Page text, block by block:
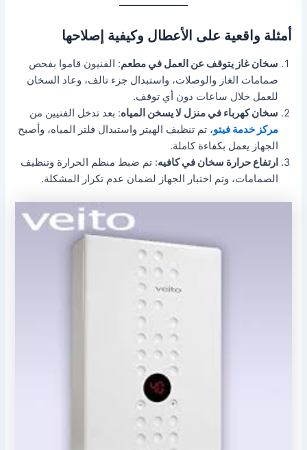
أمثلة واقعية على الأعطال وكيفية إصلاحها
سخان غاز يتوقف عن العمل في مطعم: الفنيون قاموا بفحص
صمامات الغاز والوصلات، واستبدال جزء تالف، وعاد السخان
للعمل خلال ساعات دون أي توقف.
سخان كهرباء في منزل لا يسخن المياه: بعد تدخل الفنيين من
مركز خدمة فيتو، تم تنظيف الهيتر واستبدال فلتر المياه، وأصبح
الجهاز يعمل بكفاءة كاملة.
ارتفاع حرارة سخان في كافيه: تم ضبط منظم الحرارة وتنظيف
الصمامات، وتم اختبار الجهاز لضمان عدم تكرار المشكلة.